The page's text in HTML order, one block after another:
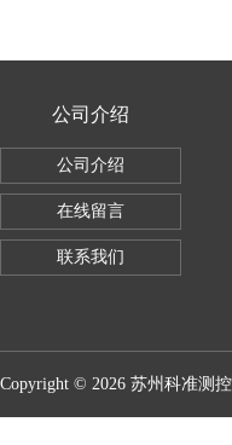
公司介绍
公司介绍
在线留言
联系我们
Copyright © 2026 苏州科准测